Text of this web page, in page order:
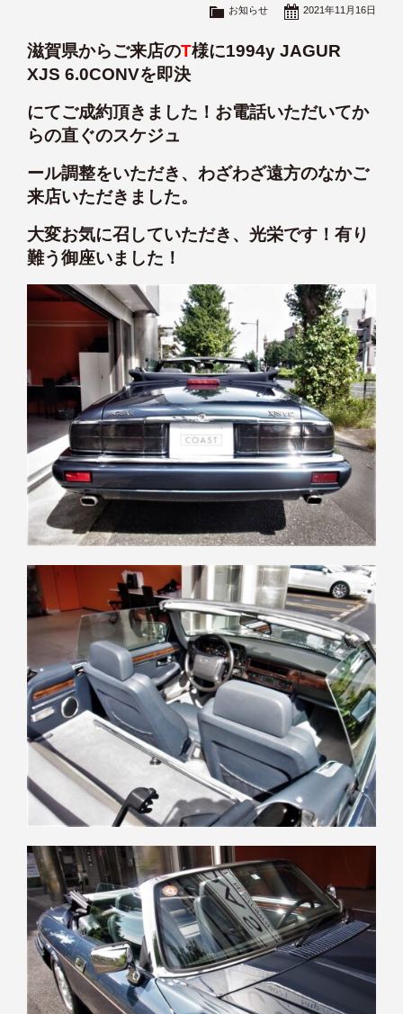
2021年11月16日
お知らせ
滋賀県からご来店のT様に1994y JAGUR
XJS 6.0CONVを即決
にてご成約頂きました！お電話いただいてか
らの直ぐのスケジュ
ール調整をいただき、わざわざ遠方のなかご
来店いただきました。
大変お気に召していただき、光栄です！有り
難う御座いました！